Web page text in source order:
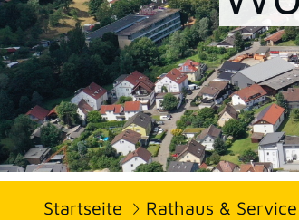
Startseite Rathaus & Service